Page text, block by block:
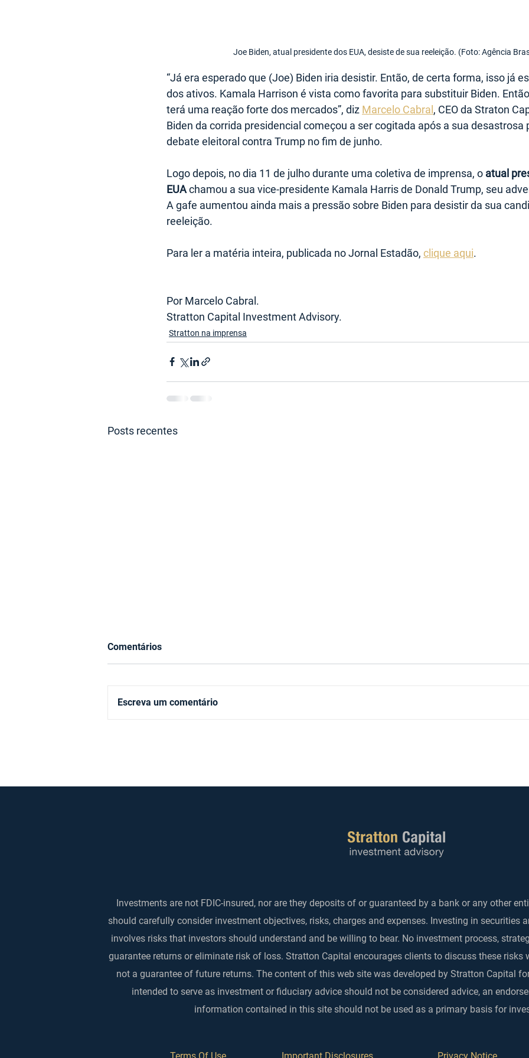
Joe Biden, atual presidente dos EUA, desiste de sua reeleição. (Foto: Agência
“Já era esperado que (Joe) Biden iria desistir. Então, de certa forma, isso já
dos ativos. Kamala Harrison é vista como favorita para substituir Biden.
terá uma reação forte dos mercados”, diz Marcelo Cabral , CEO da Straton
Biden da corrida presidencial começou a ser cogitada após a sua desastrosa
debate eleitoral contra Trump no fim de junho.
Logo depois, no dia 11 de julho durante uma coletiva de imprensa, o atual
EUA chamou a sua vice-presidente Kamala Harris de Donald Trump, seu
A gafe aumentou ainda mais a pressão sobre Biden para desistir da sua
reeleição.
Para ler a matéria inteira, publicada no Jornal Estadão, clique aqui.
Por Marcelo Cabral.
Stratton Capital Investment Advisory.
Stratton na imprensa
Posts recentes
moeda americana
Comentários
Escreva um comentário
Investments are not FDIC-insured, nor are they deposits of or guaranteed by a bank or any other
should carefully consider investment objectives, risks, charges and expenses. Investing in securities
involves risks that investors should understand and be willing to bear. No investment process,
guarantee returns or eliminate risk of loss. Stratton Capital encourages clients to discuss these risks
not a guarantee of future returns. The content of this web site was developed by Stratton Capital
intended to serve as investment or fiduciary advice should not be considered advice, an
information contained in this site should not be used as a primary basis for